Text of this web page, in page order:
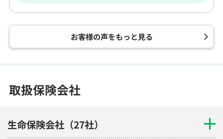
お客様の声をもっと見る
取扱保険会社
生命保険会社（27社）